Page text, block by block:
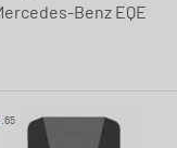
Benz EQE